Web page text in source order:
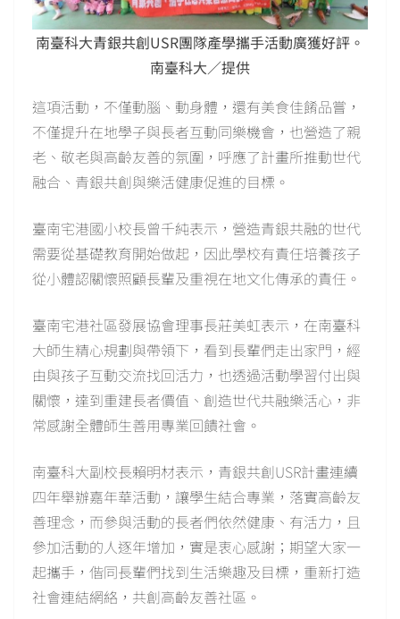
南臺科大青銀共創USR團隊產學攜手活動廣獲好評。
南臺科大／提供
這項活動，不僅動腦、動身體，還有美食佳餚品嘗，
不僅提升在地學子與長者互動同樂機會，也營造了親
老、敬老與高齡友善的氛圍，呼應了計畫所推動世代
融合、青銀共創與樂活健康促進的目標。
臺南宅港國小校長曾千純表示，營造青銀共融的世代
需要從基礎教育開始做起，因此學校有責任培養孩子
從小體認關懷照顧長輩及重視在地文化傳承的責任。
臺南宅港社區發展協會理事長莊美虹表示，在南臺科
大師生精心規劃與帶領下，看到長輩們走出家門，經
由與孩子互動交流找回活力，也透過活動學習付出與
關懷，達到重建長者價值、創造世代共融樂活心，非
常感謝全體師生善用專業回饋社會。
南臺科大副校長賴明材表示，青銀共創USR計畫連續
四年舉辦嘉年華活動，讓學生結合專業，落實高齡友
善理念，而參與活動的長者們依然健康、有活力，且
參加活動的人逐年增加，實是衷心感謝；期望大家一
起攜手，偕同長輩們找到生活樂趣及目標，重新打造
社會連結網絡，共創高齡友善社區。